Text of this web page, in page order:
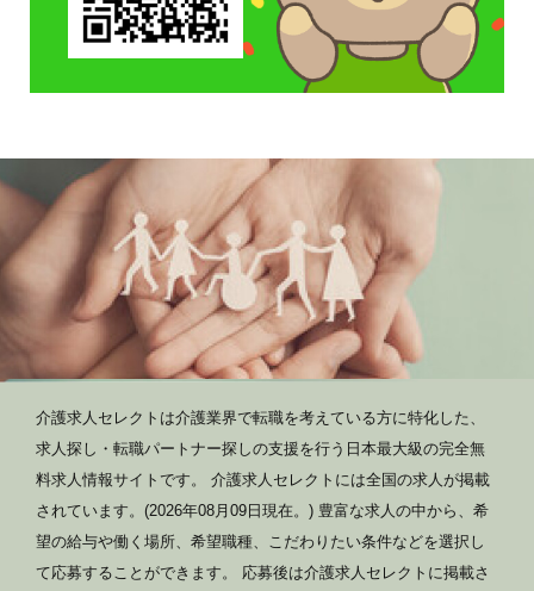
介護求人セレクトは介護業界で転職を考えている方に特化した、
求人探し・転職パートナー探しの支援を行う日本最大級の完全無
料求人情報サイトです。 介護求人セレクトには全国の求人が掲載
されています。(2026年08月09日現在。) 豊富な求人の中から、希
望の給与や働く場所、希望職種、こだわりたい条件などを選択し
て応募することができます。 応募後は介護求人セレクトに掲載さ